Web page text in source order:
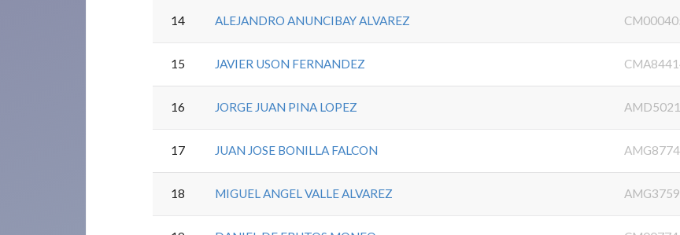
14 ALEJANDRO ANUNCIBAY ALVAREZ
15 JAVIER USON FERNANDEZ
16 JORGE JUAN PINA LOPEZ
17 JUAN JOSE BONILLA FALCON
18 MIGUEL ANGEL VALLE ALVAREZ